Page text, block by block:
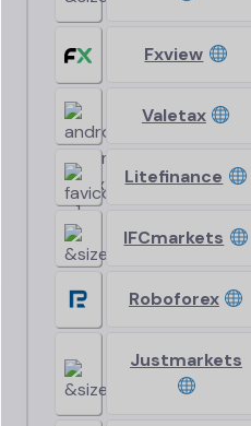
Fxview
Valetax
Litefinance
IFCmarkets
Roboforex
Justmarkets